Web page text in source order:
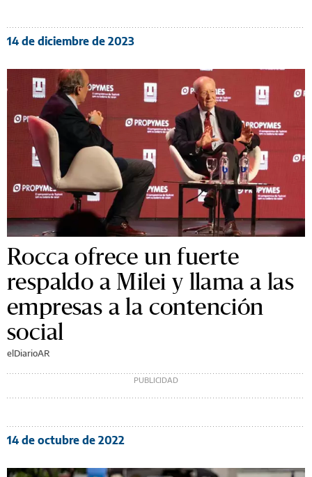
14 de diciembre de 2023
Rocca ofrece un fuerte
respaldo a Milei y llama a las
empresas a la contención
social
elDiarioAR
14 de octubre de 2022